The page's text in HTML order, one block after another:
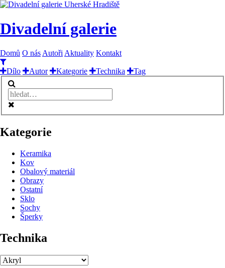
Divadelní galerie
Domů O nás Autoři Aktuality Kontakt
Dílo Autor Kategorie Technika Tag
Kategorie
Keramika
Kov
Obalový materiál
Obrazy
Ostatní
Sklo
Sochy
Šperky
Technika